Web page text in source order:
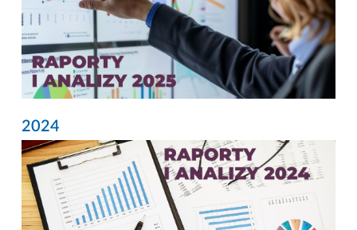
2024